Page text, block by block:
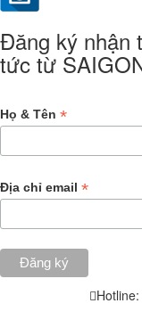
Đăng ký nhận
tức từ
Họ & Tên *
Địa chỉ email *
Hotline: